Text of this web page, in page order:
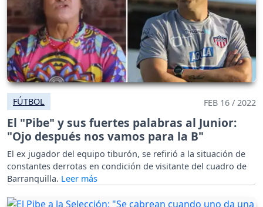
FÚTBOL FEB 16 / 2022
El "Pibe" y sus fuertes palabras al Junior:
"Ojo después nos vamos para la B"
El ex jugador del equipo tiburón, se refirió a la situación de
constantes derrotas en condición de visitante del cuadro de
Barranquilla.